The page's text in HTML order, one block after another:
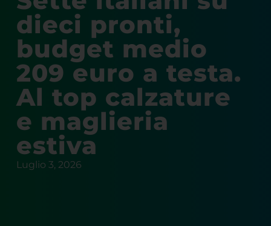
dieci pronti,
budget medio
209 euro a testa.
Al top calzature
e maglieria
estiva
Luglio 3, 2026